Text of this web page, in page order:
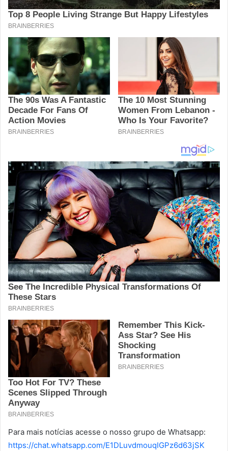
Para mais notícias acesse o nosso grupo de Whatsapp:
https://chat.whatsapp.com/E1DLuvdmouqIGPz6d63jSK